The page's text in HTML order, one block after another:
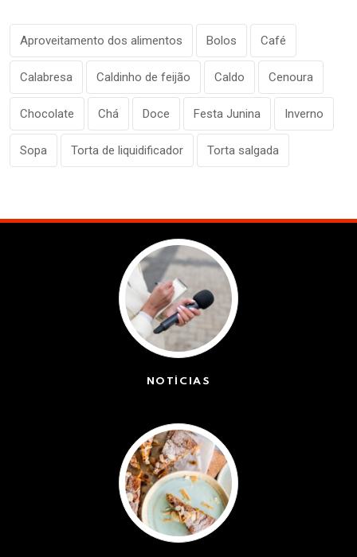
Aproveitamento dos alimentos Bolos Café
Calabresa Caldinho de feijão Caldo Cenoura
Chocolate Chá Doce Festa Junina Inverno
Sopa Torta de liquidificador Torta salgada
NOTÍCIAS